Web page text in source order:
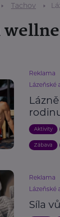
Tachov
Reklama
Lázeňské
Aktivity
Zábava
Reklama
Lázeňské
Síla